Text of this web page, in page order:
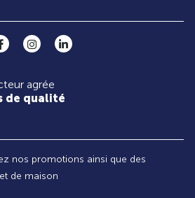
agrée
de qualité
nos promotions ainsi que des
de maison